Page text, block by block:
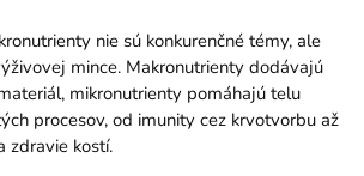
nie sú konkurenčné témy, ale
mince. Makronutrienty dodávajú
mikronutrienty pomáhajú telu
procesov, od imunity cez krvotvorbu až
zdravie kostí.